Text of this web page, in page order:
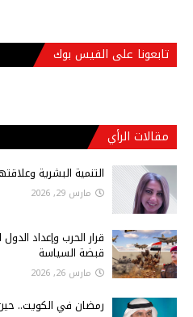
تابعونا على الفيس بوك
مقالات الرأي
التنمية البشرية
مارس 29, 2026
قرار الحرب وإعداد
قبضة السياسة
مارس 26, 2026
رمضان في الكويت..